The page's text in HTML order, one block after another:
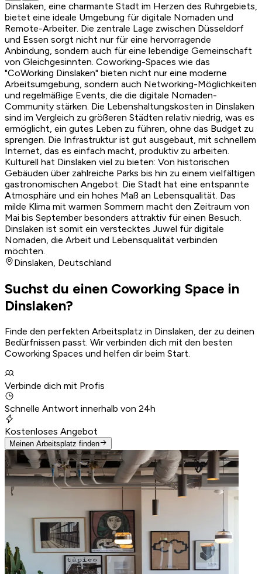
Dinslaken, eine charmante Stadt im Herzen des Ruhrgebiets,
bietet eine ideale Umgebung für digitale Nomaden und
Remote-Arbeiter. Die zentrale Lage zwischen Düsseldorf
und Essen sorgt nicht nur für eine hervorragende
Anbindung, sondern auch für eine lebendige Gemeinschaft
von Gleichgesinnten. Coworking-Spaces wie das
"CoWorking Dinslaken" bieten nicht nur eine moderne
Arbeitsumgebung, sondern auch Networking-Möglichkeiten
und regelmäßige Events, die die digitale Nomaden-
Community stärken. Die Lebenshaltungskosten in Dinslaken
sind im Vergleich zu größeren Städten relativ niedrig, was es
ermöglicht, ein gutes Leben zu führen, ohne das Budget zu
sprengen. Die Infrastruktur ist gut ausgebaut, mit schnellem
Internet, das es einfach macht, produktiv zu arbeiten.
Kulturell hat Dinslaken viel zu bieten: Von historischen
Gebäuden über zahlreiche Parks bis hin zu einem vielfältigen
gastronomischen Angebot. Die Stadt hat eine entspannte
Atmosphäre und ein hohes Maß an Lebensqualität. Das
milde Klima mit warmen Sommern macht den Zeitraum von
Mai bis September besonders attraktiv für einen Besuch.
Dinslaken ist somit ein verstecktes Juwel für digitale
Nomaden, die Arbeit und Lebensqualität verbinden
möchten.
Dinslaken, Deutschland
Suchst du einen Coworking Space in
Dinslaken?
Finde den perfekten Arbeitsplatz in Dinslaken, der zu deinen
Bedürfnissen passt. Wir verbinden dich mit den besten
Coworking Spaces und helfen dir beim Start.
Verbinde dich mit Profis
Schnelle Antwort innerhalb von 24h
Kostenloses Angebot
Meinen Arbeitsplatz finden